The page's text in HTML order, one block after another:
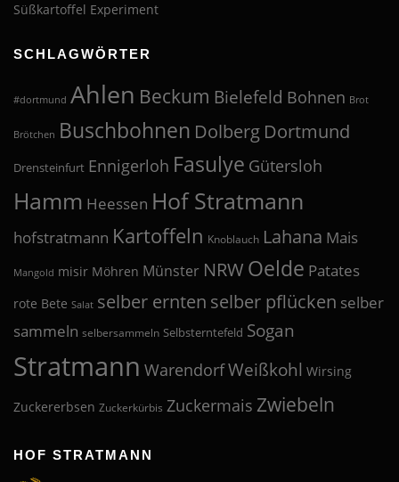
Süßkartoffel Experiment
SCHLAGWÖRTER
#dortmund Ahlen Beckum Bielefeld Bohnen Brot
Brötchen Buschbohnen Dolberg Dortmund
Drensteinfurt Ennigerloh Fasulye Gütersloh
Hamm Heessen Hof Stratmann
hofstratmann Kartoffeln Knoblauch Lahana Mais
Mangold misir Möhren Münster NRW Oelde Patates
rote Bete Salat selber ernten selber pflücken selber
sammeln selbersammeln Selbsterntefeld Sogan
Stratmann WarendorfWeißkohl Wirsing
Zuckererbsen Zuckerkürbis Zuckermais Zwiebeln
HOF STRATMANN